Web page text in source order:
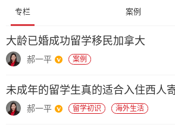
留
学
顾
问
专
栏
内
容
专栏 案例
大龄已婚成功留学移民加拿大
郝一平 案例
未成年的留学生真的适合入住西人
郝一平 留学初识 海外生活